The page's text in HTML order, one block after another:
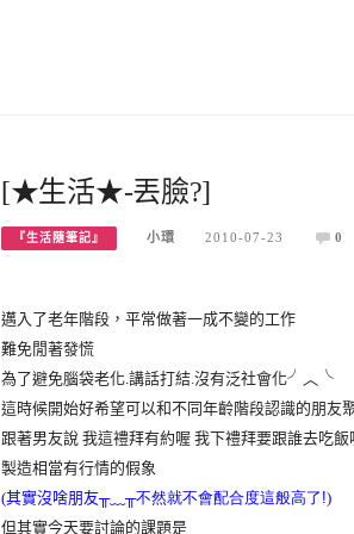
[★生活★-丟臉?]
『生活隨筆記』 小環 2010-07-23 0
邁入了老年階段，平常做著一成不變的工作
難免閒著發慌
為了避免腦袋老化.講話打結.沒有泛社會化╯ ︿ ╰
這時候開始好希望可以和不同年齡階段認識的朋友
跟著男友說 我這禮拜有約喔 我下禮拜要跟誰去吃飯
製造相當有行情的假象
(其實沒啥朋友╥﹏ ╥不然就不會配合度這般高了!)
但其實今天要討論的課題是